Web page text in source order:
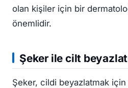
olan kişiler için bir
önemlidir.
Şeker ile cilt
Şeker, cildi beyazlatmak